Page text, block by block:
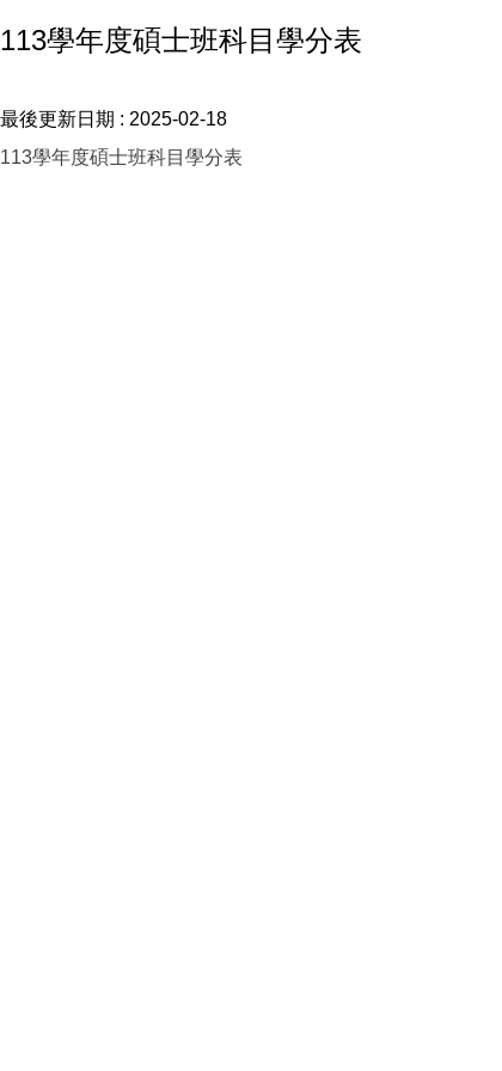
113學年度碩士班科目學分表
最後更新日期 : 2025-02-18
113學年度碩士班科目學分表